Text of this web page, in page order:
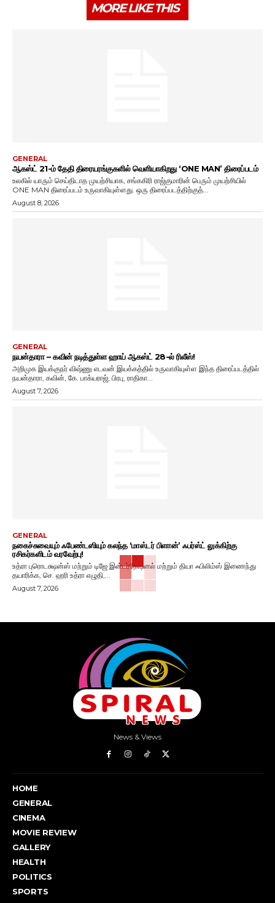
MORE LIKE THIS
GENERAL
ஆகஸ்ட் 21-ம் தேதி திரையரங்குகளில் வெளியாகிறது ‘ONE MAN’ திரைப்படம்
உலகில் யாரும் செய்திடாத முயற்சியாக, சங்ககிரி ராஜ்குமாரின் பெரும் முயற்சியில்
ONE MAN திரைப்படம் உருவாகியுள்ளது. ஒரு திரைப்படத்திற்குத்...
August 8, 2026
GENERAL
நயன்தாரா – கவின் நடித்துள்ள ஹாய் ஆகஸ்ட் 28-ல் ரிலீஸ்!
அறிமுக இயக்குநர் விஷ்ணு எடவன் இயக்கத்தில் உருவாகியுள்ள இந்த திரைப்படத்தில்
நயன்தாரா, கவின், கே. பாக்யராஜ், பிரபு, ராதிகா...
August 7, 2026
GENERAL
நகைச்சுவையும் ஃபேண்டஸியும் கலந்த ‘மாஸ்டர் பிளான்’ ஃபர்ஸ்ட் லுக்கிற்கு
ரசிகர்களிடம் வரவேற்பு!
உத்ரா புரொடக்ஷன்ஸ் மற்றும் டிஜே இன்டர்நேஷனல் மற்றும் தியா ஃபிலிம்ஸ் இணைந்து
தயாரிக்க, செ. ஹரி உத்ரா எழுதி,...
August 7, 2026
News & Views
HOME
GENERAL
CINEMA
MOVIE REVIEW
GALLERY
HEALTH
POLITICS
SPORTS